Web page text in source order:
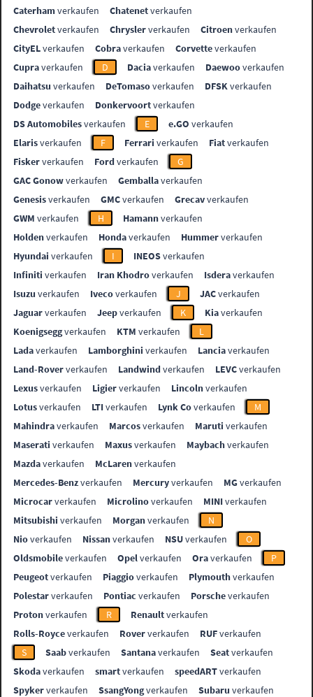
Caterhamverkaufen Chatenetverkaufen
Chevroletverkaufen Chryslerverkaufen Citroenverkaufen
CityELverkaufen Cobraverkaufen Corvetteverkaufen
Cupraverkaufen D Daciaverkaufen Daewooverkaufen
Daihatsu verkaufen DeTomasoverkaufen DFSKverkaufen
Dodgeverkaufen Donkervoortverkaufen
DS Automobilesverkaufen E e.GO verkaufen
Elarisverkaufen F Ferrari verkaufen Fiatverkaufen
Fiskerverkaufen Fordverkaufen
G
GAC Gonowverkaufen Gemballaverkaufen
Genesisverkaufen GMCverkaufen Grecavverkaufen
GWM verkaufen H Hamannverkaufen
Holdenverkaufen Hondaverkaufen Hummerverkaufen
Hyundai verkaufen I INEOSverkaufen
Infiniti verkaufen Iran Khodroverkaufen Isderaverkaufen
Isuzu verkaufen Ivecoverkaufen J JACverkaufen
Jaguarverkaufen Jeepverkaufen K Kiaverkaufen
Koenigseggverkaufen KTM verkaufen
L
Ladaverkaufen Lamborghini verkaufen Lanciaverkaufen
Land-Roververkaufen Landwindverkaufen LEVCverkaufen
Lexusverkaufen Ligierverkaufen Lincolnverkaufen
Lotusverkaufen LTIverkaufen Lynk Coverkaufen
M
Mahindraverkaufen Marcosverkaufen Maruti verkaufen
Maserati verkaufen Maxusverkaufen Maybachverkaufen
Mazdaverkaufen McLarenverkaufen
Mercedes-Benzverkaufen Mercuryverkaufen MGverkaufen
Microcarverkaufen Microlinoverkaufen MINIverkaufen
Mitsubishi verkaufen Morganverkaufen
N
Nioverkaufen Nissanverkaufen NSUverkaufen
O
Oldsmobileverkaufen Opelverkaufen Oraverkaufen
P
Peugeotverkaufen Piaggioverkaufen Plymouthverkaufen
Polestarverkaufen Pontiac verkaufen Porscheverkaufen
Protonverkaufen R Renaultverkaufen
Rolls-Royceverkaufen Roververkaufen RUFverkaufen
S
Saabverkaufen Santanaverkaufen Seatverkaufen
Skodaverkaufen smartverkaufen speedARTverkaufen
Spykerverkaufen SsangYongverkaufen Subaru verkaufen